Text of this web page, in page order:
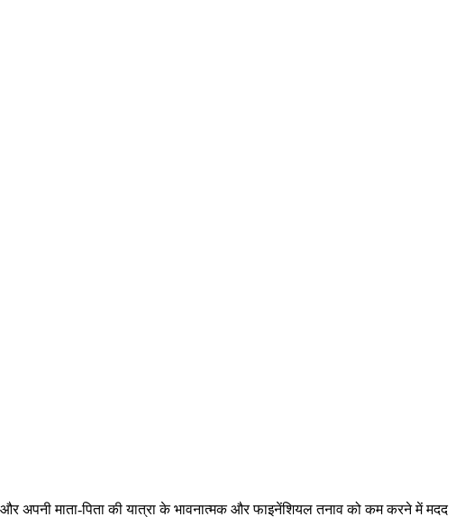
अपनी माता-पिता की यात्रा के भावनात्मक और फाइनेंशियल तनाव को कम करने में मदद